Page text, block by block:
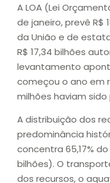
A LOA (Lei
de janeiro, prevê R$
da União e de
R$ 17,34 bilhões
levantamento
começou o ano em
milhões haviam
A distribuição dos
predominância
concentra 65,17%
bilhões). O
dos recursos, o